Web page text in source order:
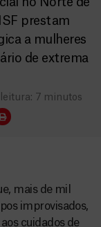
prestam
a mulheres
de extrema
leitura: 7 minutos
mais de mil
improvisados,
cuidados de